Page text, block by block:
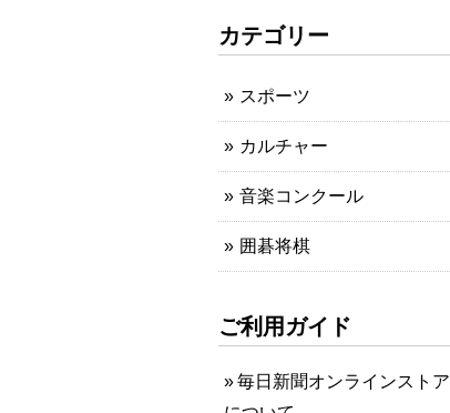
カテゴリー
スポーツ
カルチャー
音楽コンクール
囲碁将棋
ご利用ガイド
毎日新聞オンラインストア